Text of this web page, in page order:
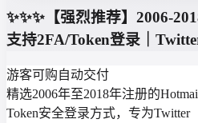
✨️✨️✨️【强烈推荐】2006-
支持2FA/Token登录｜
游客可购自动交付
精选2006年至2018年注册的
Token安全登录方式，专为